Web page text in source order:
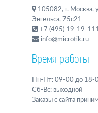
105082, г. Москва,
Энгельса, 75с21
+7 (495) 19-19-
info@microtik.ru
Время работы
Пн-Пт: 09-00 до 18-
Сб-Вс: выходной
Заказы с сайта